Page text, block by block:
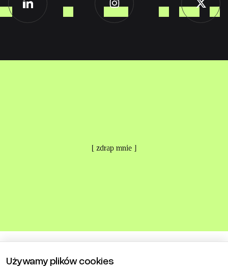
[ zdrap mnie ]
Używamy plików cookies